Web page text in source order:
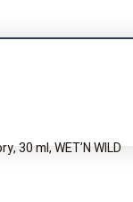
30 ml, WET’N WILD